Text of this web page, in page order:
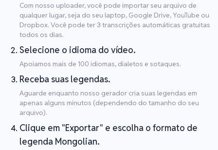
Com nosso uploader, você pode importar seu arquivo de
qualquer lugar, seja do seu laptop, Google Drive, YouTube ou
Dropbox. Você pode ter 3 transcrições automáticas gratuitas
todos os dias.
Selecione o idioma do vídeo.
Apoiamos mais de 100 idiomas, dialetos e sotaques.
Receba suas legendas.
Aguarde enquanto nosso gerador cria suas legendas em
apenas alguns minutos (dependendo do tamanho do seu
arquivo).
Clique em "Exportar" e escolha o formato de
legenda Mongolian.